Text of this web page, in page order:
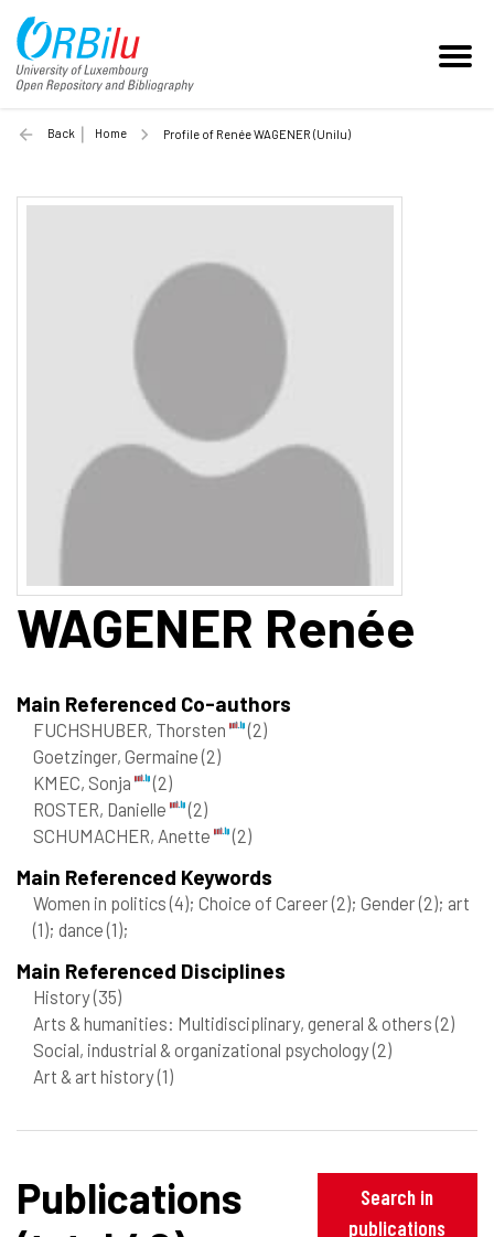
Back Home Profile of Renée WAGENER (Unilu)
WAGENER Renée
Main Referenced Co-authors
FUCHSHUBER, Thorsten
(2)
Goetzinger, Germaine(2)
KMEC, Sonja
(2)
ROSTER, Danielle
(2)
SCHUMACHER, Anette
(2)
Main Referenced Keywords
Women in politics(4); Choice of Career(2); Gender(2); art
(1); dance(1);
Main Referenced Disciplines
History(35)
Arts & humanities: Multidisciplinary, general & others(2)
Social, industrial & organizational psychology(2)
Art & art history(1)
Publications
Search in
publications